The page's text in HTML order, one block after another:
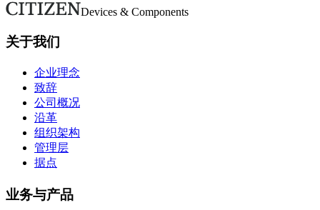
联系我们 Devices & Components
关于我们
企业理念
致辞
公司概况
沿革
组织架构
管理层
据点
业务与产品